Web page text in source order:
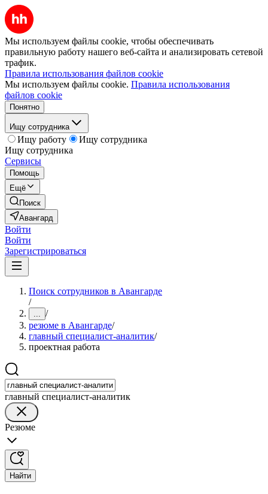
Мы используем файлы cookie, чтобы обеспечивать
правильную работу нашего веб-сайта и анализировать сетевой
трафик.
Правила использования файлов cookie
Мы используем файлы cookie. Правила использования
файлов cookie
Понятно
Ищу сотрудника
Ищу работу
Ищу сотрудника
Ищу сотрудника
Сервисы
Помощь
Ещё
Поиск
Авангард
Войти
Войти
Зарегистрироваться
Поиск сотрудников в Авангарде
/
... /
резюме в Авангарде/
главный специалист-аналитик/
проектная работа
главный специалист-аналитик
Резюме
Найти